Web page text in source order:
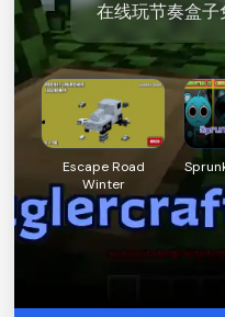
在线玩节奏盒子
Escape Road
Winter